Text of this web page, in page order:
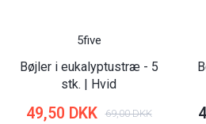
5five
Bøjler i eukalyptustræ - 5
stk. | Hvid
49,50 DKK 69,00 DKK